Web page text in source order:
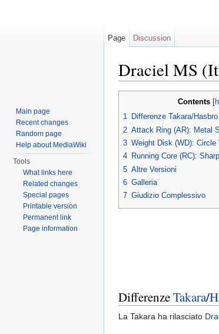
Draciel MS
Contents[
1 Differenze Takara/Hasbro
2 Attack Ring (AR): Metal
3 Weight Disk (WD): Circle
4 Running Core (RC):
5 Altre Versioni
6 Galleria
7 Giudizio Complessivo
DifferenzeTakara/
La Takara ha rilasciato
Page Discussion
Main page
Recent changes
Random page
Help about MediaWiki
Tools
What links here
Related changes
Special pages
Printable version
Permanent link
Page information